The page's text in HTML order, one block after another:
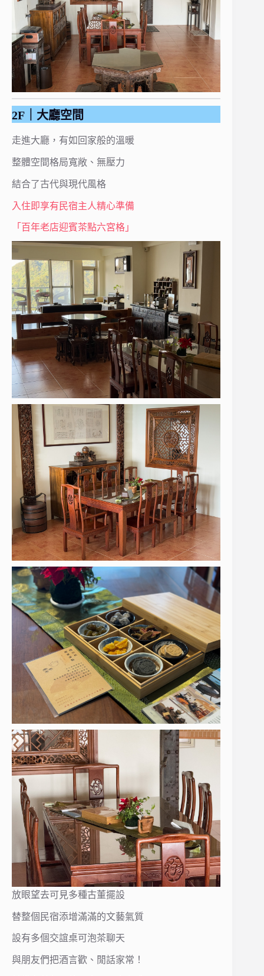
2F｜大廳空間
走進大廳，有如回家般的溫暖
整體空間格局寬敞、無壓力
結合了古代與現代風格
入住即享有民宿主人精心準備
「百年老店迎賓茶點六宮格」
放眼望去可見多種古董擺設
替整個民宿添增滿滿的文藝氣質
設有多個交誼桌可泡茶聊天
與朋友們把酒言歡、閒話家常！